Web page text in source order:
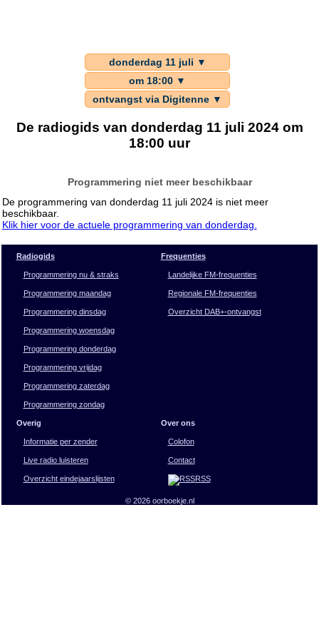
donderdag 11 juli ▼
om 18:00 ▼
ontvangst via Digitenne ▼
De radiogids van donderdag 11 juli 2024 om
18:00 uur
Programmering niet meer beschikbaar
De programmering van donderdag 11 juli 2024 is niet meer
beschikbaar.
Klik hier voor de actuele programmering van donderdag.
Radiogids
Programmering nu & straks
Programmering maandag
Programmering dinsdag
Programmering woensdag
Programmering donderdag
Programmering vrijdag
Programmering zaterdag
Programmering zondag
Frequenties
Landelijke FM-frequenties
Regionale FM-frequenties
Overzicht DAB+-ontvangst
Overig
Informatie per zender
Live radio luisteren
Overzicht eindejaarslijsten
Over ons
Colofon
Contact
RSS
© 2026 oorboekje.nl